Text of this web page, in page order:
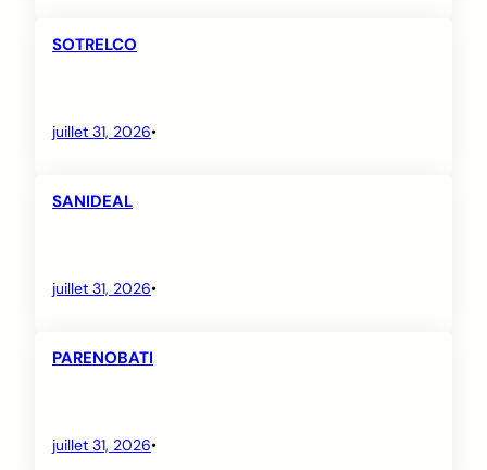
SOTRELCO
juillet 31, 2026•
SANIDEAL
juillet 31, 2026•
PARENOBATI
juillet 31, 2026•